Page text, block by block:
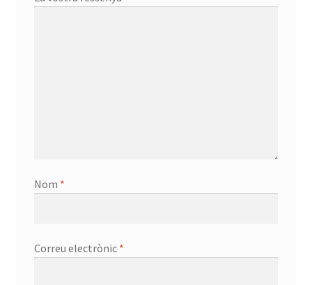
Nom *
Correu electrònic *